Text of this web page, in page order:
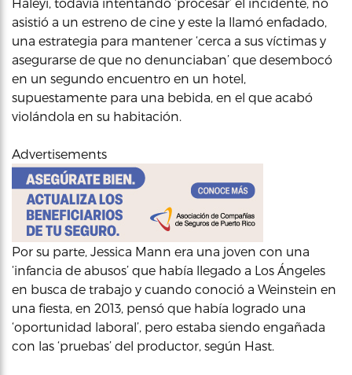
asistió a un estreno de cine y este la llamó enfadado,
una estrategia para mantener ‘cerca a sus víctimas y
asegurarse de que no denunciaban’ que desembocó
en un segundo encuentro en un hotel,
supuestamente para una bebida, en el que acabó
violándola en su habitación.
Advertisements
Por su parte, Jessica Mann era una joven con una
‘infancia de abusos’ que había llegado a Los Ángeles
en busca de trabajo y cuando conoció a Weinstein en
una fiesta, en 2013, pensó que había logrado una
‘oportunidad laboral’, pero estaba siendo engañada
con las ‘pruebas’ del productor, según Hast.